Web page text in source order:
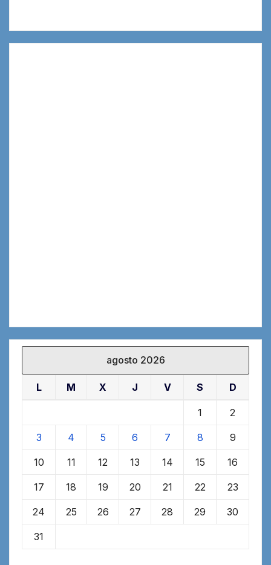
agosto 2026
L M X J V S D
1 2
3 4 5 6 7 8 9
10 11 12 13 14 15 16
17 18 19 20 21 22 23
24 25 26 27 28 29 30
31